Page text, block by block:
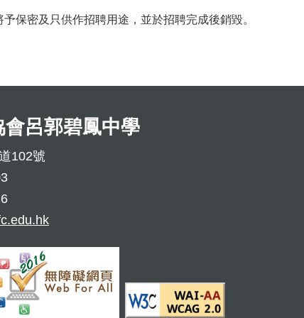
保密及只供作招聘用途，並於招聘完成後銷毀。
呂郭碧鳳中學
102號